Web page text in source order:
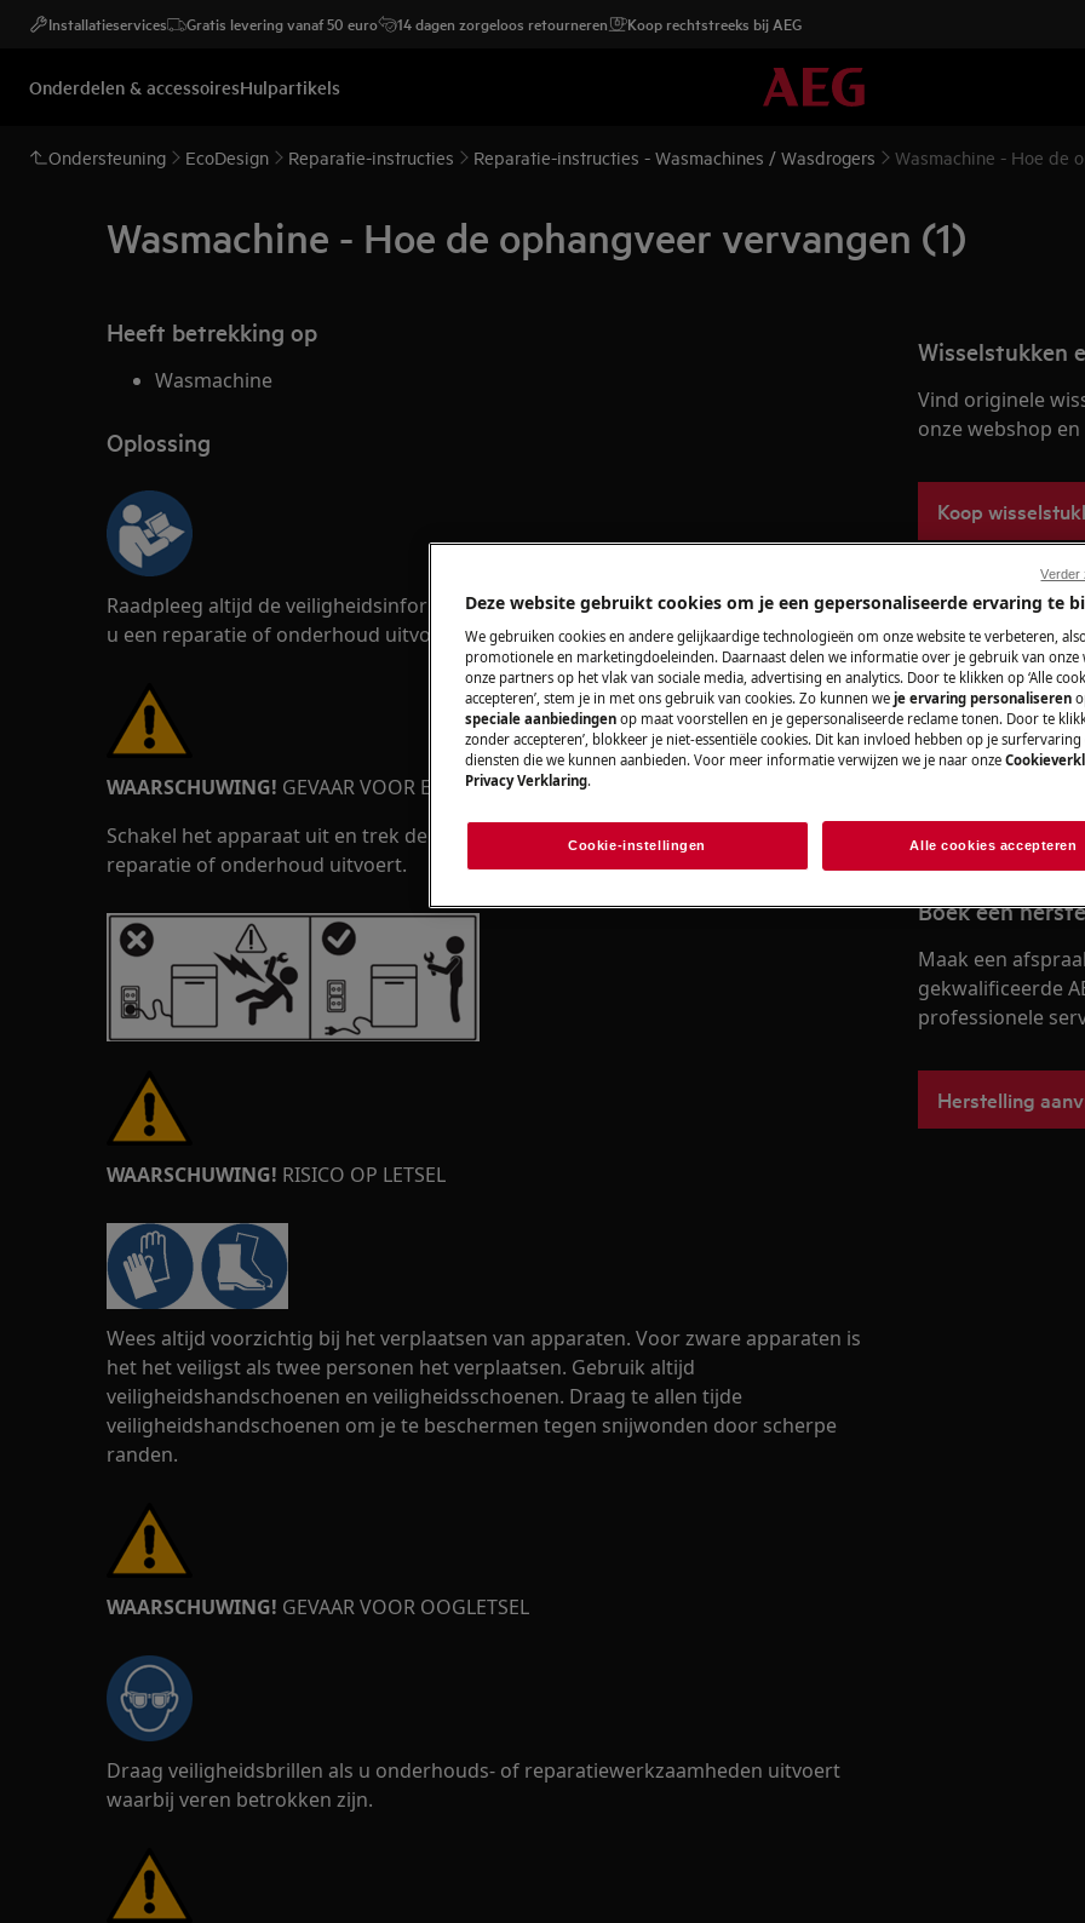
Installatieservices Gratis levering vanaf 50 euro 14 dagen zorgeloos retourneren Koop rechtstreeks bij AEG
Onderdelen & accessoiresHulpartikels
Ondersteuning EcoDesign Reparatie-instructies Reparatie-instructies - Wasmachines / Wasdrogers Wasmachine - Hoe de
Wasmachine - Hoe de ophangveer vervangen (1)
Heeft betrekking op
Wasmachine
Oplossing
Raadpleeg altijd de veiligheidsinformatie in de handleiding van uw product voordat
u een reparatie of onderhoud uitvoert.https://www.electrolux.com/support/user-manuals/
WAARSCHUWING! GEVAAR VOOR ELEKTRISCHE SCHOK
Schakel het apparaat uit en trek de stekker uit het stopcontact voordat u enige
reparatie of onderhoud uitvoert.
WAARSCHUWING! RISICO OP LETSEL
Wees altijd voorzichtig bij het verplaatsen van apparaten. Voor zware apparaten is
het het veiligst als twee personen het verplaatsen. Gebruik altijd
veiligheidshandschoenen en veiligheidsschoenen. Draag te allen tijde
veiligheidshandschoenen om je te beschermen tegen snijwonden door scherpe
randen.
WAARSCHUWING! GEVAAR VOOR OOGLETSEL
Draag veiligheidsbrillen als u onderhouds- of reparatiewerkzaamheden uitvoert
waarbij veren betrokken zijn.
Wisselstukken
Vind originele
onze webshop
Koop
Vind je
Los problemen
documentatie
Boek een
Maak een
gekwalificeerde
professionele
Herstelling
Deze website gebruikt cookies om je een gepersonaliseerde ervaring te
We gebruiken cookies en andere gelijkaardige technologieën om onze website te verbeteren,
promotionele en marketingdoeleinden. Daarnaast delen we informatie over je gebruik van onze
onze partners op het vlak van sociale media, advertising en analytics. Door te klikken op ‘Alle
accepteren’, stem je in met ons gebruik van cookies. Zo kunnen we je ervaring personaliseren
speciale aanbiedingen op maat voorstellen en je gepersonaliseerde reclame tonen. Door te
zonder accepteren’, blokkeer je niet-essentiële cookies. Dit kan invloed hebben op je
diensten die we kunnen aanbieden. Voor meer informatie verwijzen we je naar onze
Privacy Verklaring.
Cookie-instellingen Alle cookies accepteren
Verder